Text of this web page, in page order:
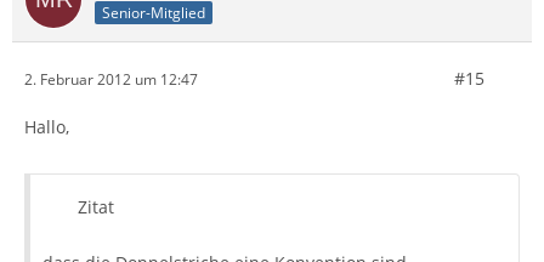
Senior-Mitglied
2. Februar 2012 um 12:47 #15
Hallo,
Zitat